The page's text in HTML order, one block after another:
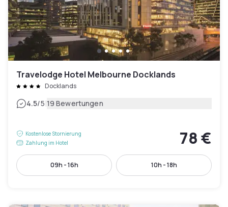
Travelodge Hotel Melbourne Docklands
Docklands
4.5/5|19 Bewertungen
Kostenlose Stornierung
Zahlung im Hotel
78 €
09h - 16h 10h - 18h